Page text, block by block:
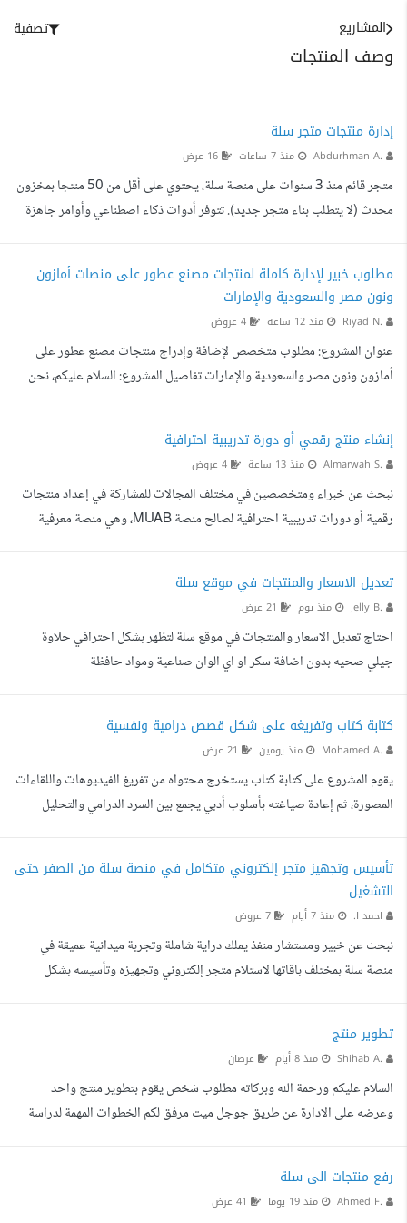
وصف المنتجات
المشاريع تصفية
إدارة منتجات متجر سلة
Abdurhman A. منذ 7 ساعات
متجر قائم منذ 3 سنوات على منصة سلة، يحتوي على أقل من 50 منتجا بمخزون
محدث (لا يتطلب بناء متجر جديد). تتوفر أدوات ذكاء اصطناعي وأوامر جاهزة
المخزون والكميات اسبوعيا إضافة منتجات جديدة عند الحاجة ومعالجة
المنتجات الناقصة أو التي بها أخطاء. المتطلبات خبرة متوسطة بإدارة المتاجر
(تفضيل لمنصة سلة). جهاز حاسوب واتصال مستقر بالإنترنت. طبيعة العمل: تعاون
مستمر عن بعد مع مهام أسبوعي...
مطلوب خبير لإدارة كاملة لمنتجات مصنع عطور على منصات أمازون
ونون مصر والسعودية والإمارات
Riyad N. منذ 12 ساعة
عنوان المشروع: مطلوب متخصص لإضافة وإدراج منتجات مصنع عطور على
أمازون ونون مصر والسعودية والإمارات تفاصيل المشروع: السلام عليكم، نحن
مستقل محترف لادارة ورفع منتجاتنا بالكامل على منصات أمازون ونون في
أسواق: مصر، السعودية، والإمارات وسلطنة عمان نمتلك بالفعل فريقا داخليا
لإدارة خدمة العملاء ومتابعة العمليات اليومية (مودريتور)، ولكننا نحتاج إليك
لإدارة الملفات ورفع المنتجات بشكل احت...
إنشاء منتج رقمي أو دورة تدريبية احترافية
Almarwah S. منذ 13 ساعة
نبحث عن خبراء ومتخصصين في مختلف المجالات للمشاركة في إعداد منتجات
رقمية أو دورات تدريبية احترافية لصالح منصة MUAB، وهي منصة معرفية
(Guide) Workbook Template Pack Checklist Playbook Prompt
Library ملفات Excel أو PowerPoint أو Word أو Canva...
تعديل الاسعار والمنتجات في موقع سلة
Jelly B. منذ يوم
احتاج تعديل الاسعار والمنتجات في موقع سلة لتظهر بشكل احترافي حلاوة
جيلي صحيه بدون اضافة سكر او اي الوان صناعية ومواد حافظة
كتابة كتاب وتفريغه على شكل قصص درامية ونفسية
Mohamed A. منذ يومين
يقوم المشروع على كتابة كتاب يستخرج محتواه من تفريغ الفيديوهات واللقاءات
المصورة، ثم إعادة صياغته بأسلوب أدبي يجمع بين السرد الدرامي والتحليل
الانتهاء من إعداد الكتاب . احتاج شخص ينجز المشروع فقط
تأسيس وتجهيز متجر إلكتروني متكامل في منصة سلة من الصفر حتى
التشغيل
احمد ا. منذ 7 أيام
نبحث عن خبير ومستشار منفذ يملك دراية شاملة وتجربة ميدانية عميقة في
منصة سلة بمختلف باقاتها لاستلام متجر إلكتروني وتجهيزه وتأسيسه بشكل
إضافية العمل يتطلب شخصا شموليا متعمقا يمتلك القدرة على مرافقة التاجر
وإنجاز كافة متطلبات المتجر بدءا من الجانب النظامي والتوثيق الحكومي عبر
توثيق الحساب في المركز السعودي ل...
تطوير منتج
Shihab A. منذ 8 أيام عرضان
السلام عليكم ورحمة الله وبركاته مطلوب شخص يقوم بتطوير منتج واحد
وعرضه على الادارة عن طريق جوجل ميت مرفق لكم الخطوات المهمة لدراسة
منتج المقابل 25 دولار --
رفع منتجات الى سلة
Ahmed F. منذ 19 يوما